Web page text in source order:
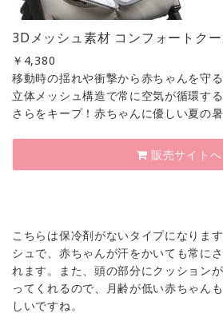
3Dメッシュ素材 コンフォートクー
￥ 4,380
移動時の揺れや衝撃から赤ちゃんを守
立体メッシュ構造で常に空気が循環す
さらをキープ！赤ちゃんに優しい夏の
販売サイトへ
こちらは保冷剤がないタイプになりま
シュで、赤ちゃんが汗をかいても常に
れます。また、頭の部分にクッション
ってくれるので、月齢が低い赤ちゃん
しいですね。